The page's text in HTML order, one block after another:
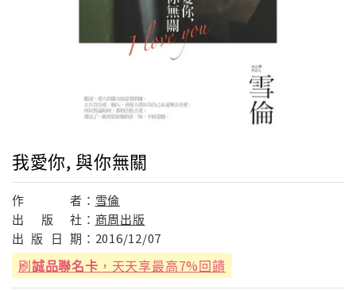
我愛你, 與你無關
作 者： 雪倫
出
版 社： 商周出版
出 版 日 期： 2016/12/07
刷誠品聯名卡 ，天天享最高7%回饋